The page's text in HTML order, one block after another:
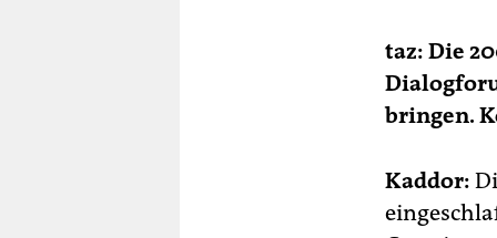
taz: Die
bringen.
Kaddor: